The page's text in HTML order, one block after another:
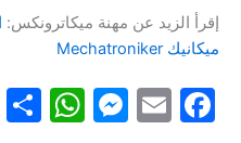
إقرأ الزيد عن مهنة ميكاترونكس:
ميكانيك Mechatroniker
F
E
M
W